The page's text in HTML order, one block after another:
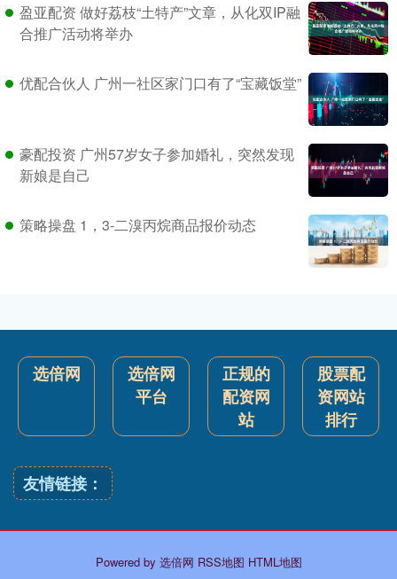
盈亚配资 做好荔枝“土特产”文章，从化双IP融
合推广活动将举办
优配合伙人 广州一社区家门口有了“宝藏饭堂”
豪配投资 广州57岁女子参加婚礼，突然发现
新娘是自己
策略操盘 1，3-二溴丙烷商品报价动态
选倍网
选倍网
平台
正规的
配资网
站
股票配
资网站
排行
友情链接：
Powered by 选倍网 RSS地图 HTML地图